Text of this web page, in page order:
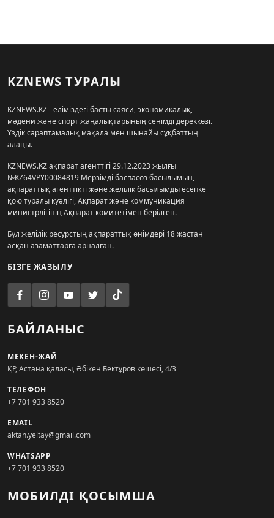
KZNEWS ТУРАЛЫ
KZNEWS.KZ - еліміздегі басты саяси, экономикалық,
мәдени және спорт жаңалықтарының сенімді дереккөзі.
Үздік сараптамалық мақала мен шынайы сұқбаттың
алаңы.
KZNEWS.KZ ақпарат агенттігі 29.12.2023 жылғы
№KZ64VPY00084819 Мерзімді баспасөз басылымын,
ақпараттық агенттікті және желілік басылымды есепке
қою туралы куәлігі, Ақпарат және коммуникация
министрлігінің Ақпарат комитетімен берілген.
Бұл желілік ресурстың ақпараттық өнімдері 18 жастан
асқан азаматтарға арналған.
БІЗГЕ ЖАЗЫЛУ
БАЙЛАНЫС
МЕКЕН-ЖАЙ
ҚР, Астана қаласы, Әбікен Бектұров көшесі, 4/3
ТЕЛЕФОН
+7 701 933 8520
EMAIL
aktan.yeltay@gmail.com
WHATSAPP
+7 701 933 8520
МОБИЛДІ ҚОСЫМША